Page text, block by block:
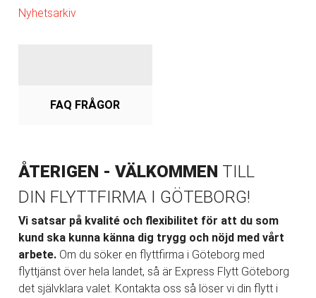
Nyhetsarkiv
FAQ FRÅGOR
ÅTERIGEN - VÄLKOMMEN TILL
DIN FLYTTFIRMA I GÖTEBORG!
Vi satsar på kvalité och flexibilitet för att du som
kund ska kunna känna dig trygg och nöjd med vårt
arbete. Om du söker en flyttfirma i Göteborg med
flyttjänst över hela landet, så är Express Flytt Göteborg
det självklara valet. Kontakta oss så löser vi din flytt i